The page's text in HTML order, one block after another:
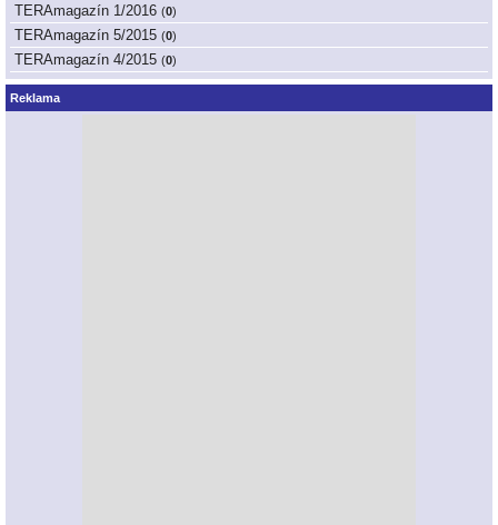
TERAmagazín 1/2016 (0)
TERAmagazín 5/2015 (0)
TERAmagazín 4/2015 (0)
Reklama